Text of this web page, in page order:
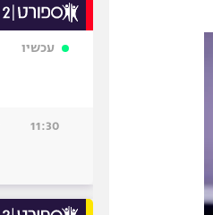
עכשיו
11:30